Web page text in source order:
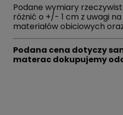
Podane wymiary
różnić o +/- 1 cm z uwagi
materiałów obiciowych
Podana cena dotyczy
materac dokupujemy